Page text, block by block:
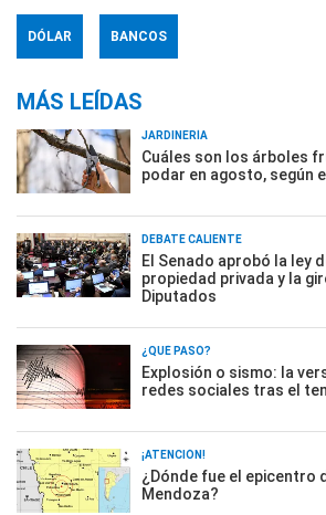
DÓLAR BANCOS
MÁS LEÍDAS
JARDINERÍA
Cuáles son los árboles
podar en agosto, según
DEBATE CALIENTE
El Senado aprobó la ley
propiedad privada y la
Diputados
¿QUÉ PASÓ?
Explosión o sismo: la
redes sociales tras el
¡ATENCIÓN!
¿Dónde fue el epicentro
Mendoza?